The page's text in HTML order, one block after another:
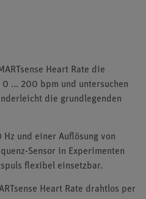
Heart Rate die
... 200 bpm und untersuchen
die grundlegenden
und einer Auflösung von
Sensor in Experimenten
flexibel einsetzbar.
Heart Rate drahtlos per